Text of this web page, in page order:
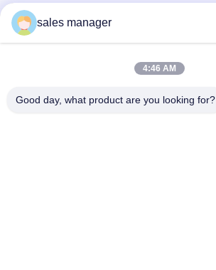
sales manager
4:46 AM
Good day, what product are you looking for?